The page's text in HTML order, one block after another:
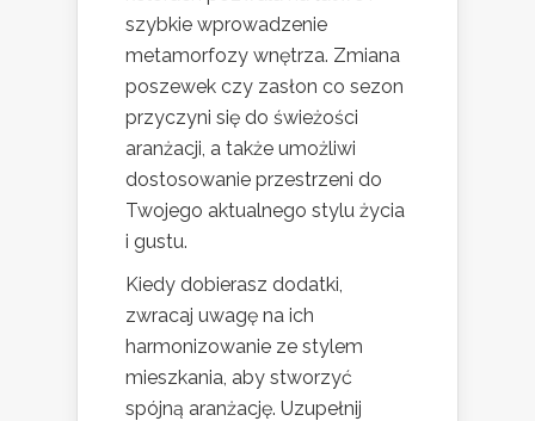
szybkie wprowadzenie
metamorfozy wnętrza. Zmiana
poszewek czy zasłon co sezon
przyczyni się do świeżości
aranżacji, a także umożliwi
dostosowanie przestrzeni do
Twojego aktualnego stylu życia
i gustu.
Kiedy dobierasz dodatki,
zwracaj uwagę na ich
harmonizowanie ze stylem
mieszkania, aby stworzyć
spójną aranżację. Uzupełnij